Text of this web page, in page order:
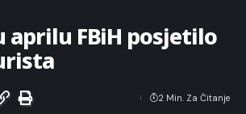
aprilu FBiH posjetilo
2 Min. Za Čitanje